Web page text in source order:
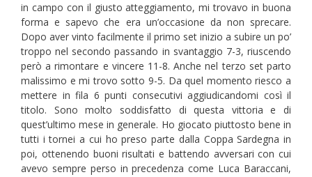
in campo con il giusto atteggiamento, mi trovavo in buona
forma e sapevo che era un’occasione da non sprecare.
Dopo aver vinto facilmente il primo set inizio a subire un po’
troppo nel secondo passando in svantaggio 7-3, riuscendo
però a rimontare e vincere 11-8. Anche nel terzo set parto
malissimo e mi trovo sotto 9-5. Da quel momento riesco a
mettere in fila 6 punti consecutivi aggiudicandomi così il
titolo. Sono molto soddisfatto di questa vittoria e di
quest’ultimo mese in generale. Ho giocato piuttosto bene in
tutti i tornei a cui ho preso parte dalla Coppa Sardegna in
poi, ottenendo buoni risultati e battendo avversari con cui
avevo sempre perso in precedenza come Luca Baraccani,